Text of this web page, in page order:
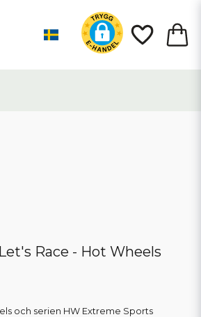
Race - Hot Wheels
och serien HW Extreme Sports